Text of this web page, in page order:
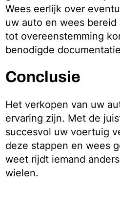
Wees eerlijk over
uw auto en wees
tot overeenstemming
benodigde
Conclusie
Het verkopen van uw
ervaring zijn. Met de
succesvol uw voertuig
deze stappen en wees
weet rijdt iemand
wielen.